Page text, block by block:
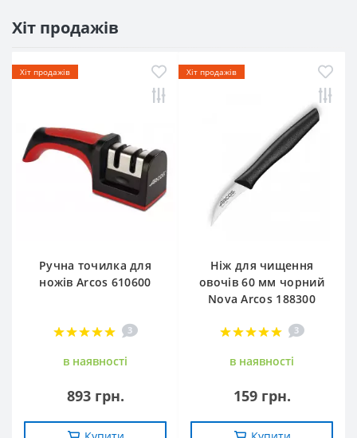
Хіт продажів
Хіт продажів
Ручна точилка для
ножів Arcos 610600
3
в наявностi
893 грн.
Хіт продажів
Ніж для чищення
овочів 60 мм чорний
Nova Arcos 188300
3
в наявностi
159 грн.